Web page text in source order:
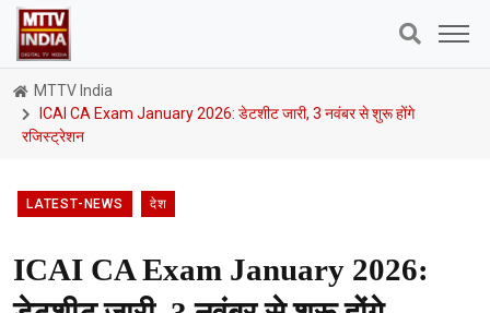
MTTV India
ICAI CA Exam January 2026: डेटशीट जारी, 3 नवंबर से शुरू होंगे
रजिस्ट्रेशन
LATEST-NEWS देश
ICAI CA Exam January 2026: